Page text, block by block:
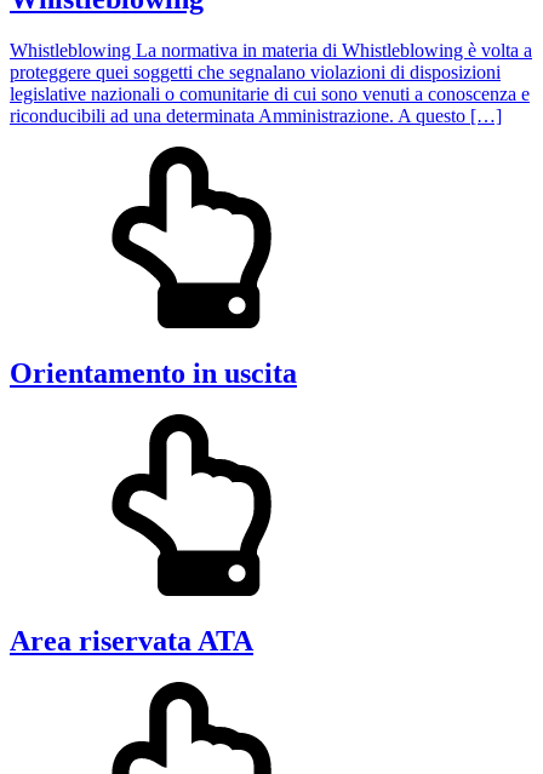
Whistleblowing La normativa in materia di Whistleblowing è volta a
proteggere quei soggetti che segnalano violazioni di disposizioni
legislative nazionali o comunitarie di cui sono venuti a conoscenza e
riconducibili ad una determinata Amministrazione. A questo […]
Orientamento in uscita
Area riservata ATA